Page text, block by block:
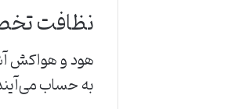
نظافت
هود و هواکش
به حساب